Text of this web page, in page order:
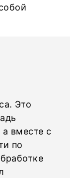
Это
вместе с
по